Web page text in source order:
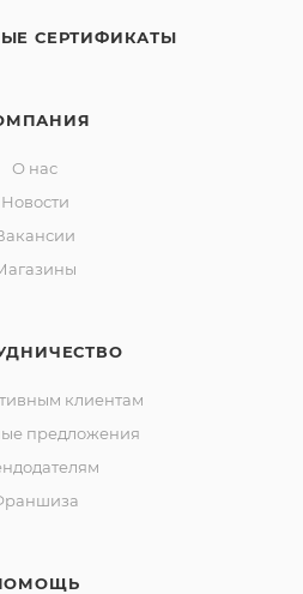
СЕРТИФИКАТЫ
О нас
Новости
клиентам
предложения